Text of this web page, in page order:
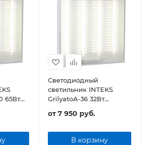
65Вт
Светодиодный
светильник INTEKS
GrilyatoА-36 32Вт
часа
от7 950 руб.
В корзину